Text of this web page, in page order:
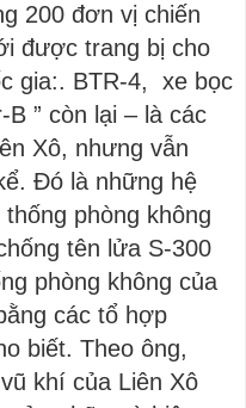
200 đơn vị chiến
được trang bị cho
gia:. BTR-4, xe bọc
B ” còn lại – là các
Xô, nhưng vẫn
Đó là những hệ
phòng không
tên lửa S-300
phòng không của
các tổ hợp
biết. Theo ông,
khí của Liên Xô